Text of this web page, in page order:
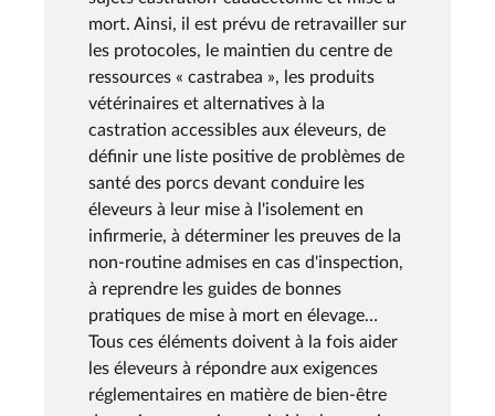
mort. Ainsi, il est prévu de retravailler sur
les protocoles, le maintien du centre de
ressources « castrabea », les produits
vétérinaires et alternatives à la
castration accessibles aux éleveurs, de
définir une liste positive de problèmes de
santé des porcs devant conduire les
éleveurs à leur mise à l'isolement en
infirmerie, à déterminer les preuves de la
non-routine admises en cas d'inspection,
à reprendre les guides de bonnes
pratiques de mise à mort en élevage…
Tous ces éléments doivent à la fois aider
les éleveurs à répondre aux exigences
réglementaires en matière de bien-être